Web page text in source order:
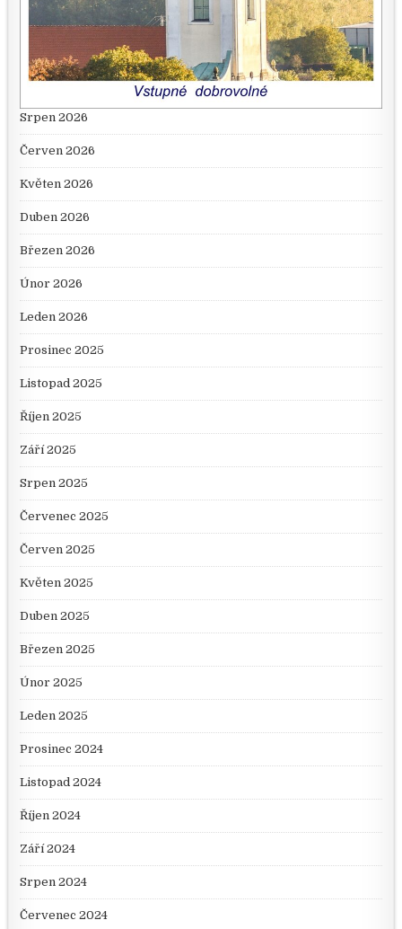
Srpen 2026
Červen 2026
Květen 2026
Duben 2026
Březen 2026
Únor 2026
Leden 2026
Prosinec 2025
Listopad 2025
Říjen 2025
Září 2025
Srpen 2025
Červenec 2025
Červen 2025
Květen 2025
Duben 2025
Březen 2025
Únor 2025
Leden 2025
Prosinec 2024
Listopad 2024
Říjen 2024
Září 2024
Srpen 2024
Červenec 2024